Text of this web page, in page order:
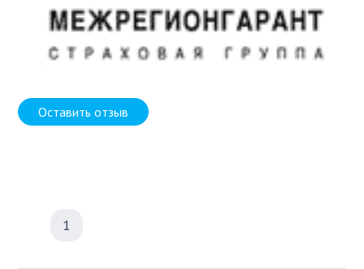
Оставить отзыв
1